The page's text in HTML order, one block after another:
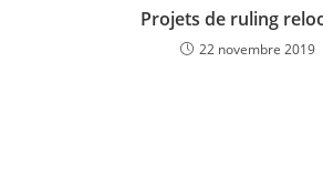
Projets de ruling
22 novembre 2019